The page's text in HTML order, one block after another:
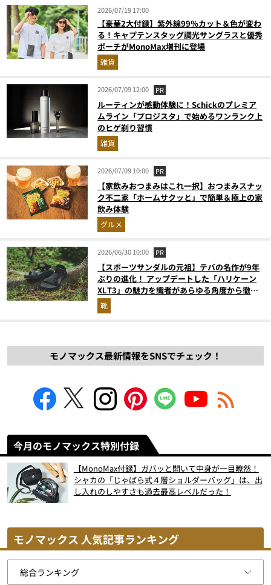
2026/07/19 17:00
【豪華2大付録】紫外線99％カット＆色が変わ
る！キャプテンスタッグ調光サングラスと優秀
ポーチがMonoMax増刊に登場
雑貨
2026/07/09 12:00 PR
ルーティンが感動体験に！Schickのプレミア
ムライン「プロジスタ」で始めるワンランク上
のヒゲ剃り習慣
雑貨
2026/07/09 10:00 PR
【家飲みおつまみはこれ一択】おつまみスナッ
ク不二家「ホームサクッと」で簡単＆極上の家
飲み体験
グルメ
2026/06/30 10:00 PR
【スポーツサンダルの元祖】テバの名作が9年
ぶりの進化！ アップデートした「ハリケーン
XLT3」の魅力を識者があらゆる角度から徹底
解説！
靴
モノマックス最新情報をSNSでチェック！
今月のモノマックス特別付録
【MonoMax付録】ガバッと開いて中身が一目瞭然！
シャカの「じゃばら式４層ショルダーバッグ」は、出
し入れのしやすさも過去最高レベルだった！
モノマックス 人気記事ランキング